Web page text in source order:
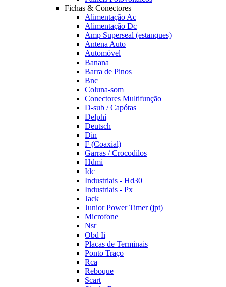
Fichas & Conectores
Alimentação Ac
Alimentação Dc
Amp Superseal (estanques)
Antena Auto
Automóvel
Banana
Barra de Pinos
Bnc
Coluna-som
Conectores Multifunção
D-sub / Capótas
Delphi
Deutsch
Din
F (Coaxial)
Garras / Crocodilos
Hdmi
Idc
Industriais - Hd30
Industriais - Px
Jack
Junior Power Timer (jpt)
Microfone
Nsr
Obd Ii
Placas de Terminais
Ponto Traço
Rca
Reboque
Scart